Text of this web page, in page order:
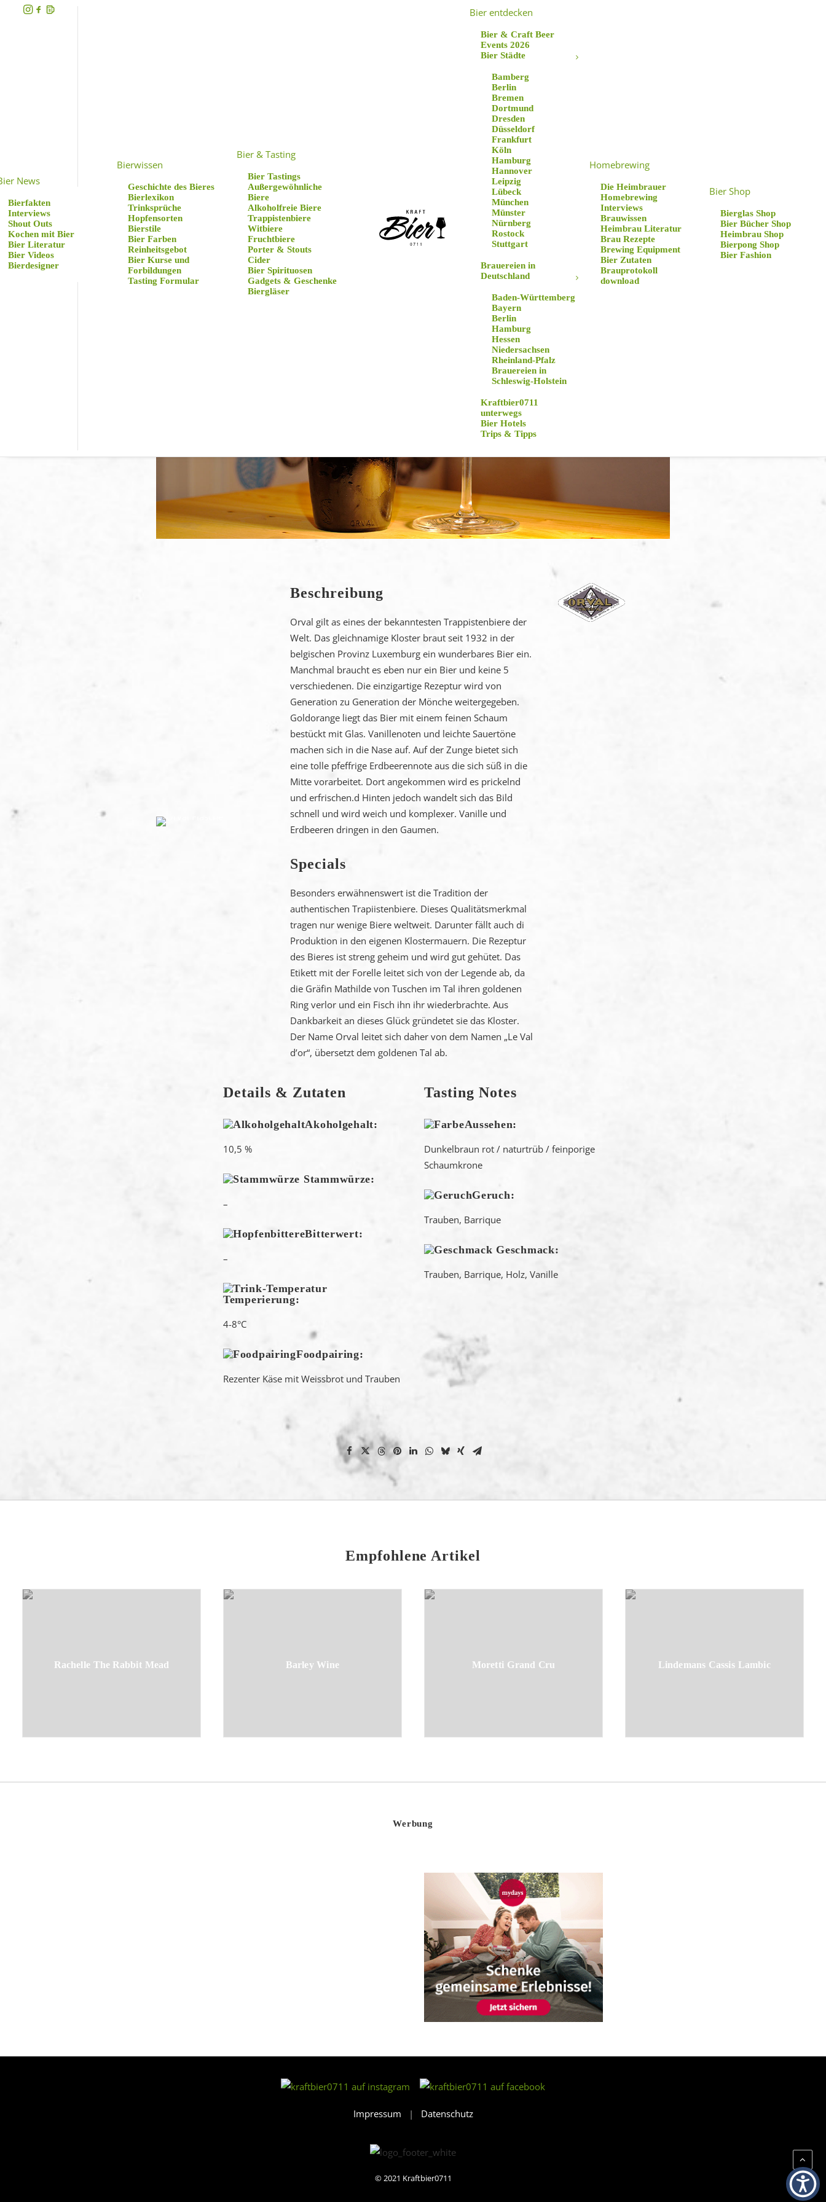
News
Bierfakten
Interviews
Shout Outs
Kochen mit Bier
Bier Literatur
Bier Videos
Bierdesigner
Bierwissen
Geschichte des Bieres
Bierlexikon
Trinksprüche
Hopfensorten
Bierstile
Bier Farben
Reinheitsgebot
Bier Kurse und
Forbildungen
Tasting Formular
Bier & Tasting
Bier Tastings
Außergewöhnliche
Biere
Alkoholfreie Biere
Trappistenbiere
Witbiere
Fruchtbiere
Porter & Stouts
Cider
Bier Spirituosen
Gadgets & Geschenke
Biergläser
Bier entdecken
Bier & Craft Beer
Events 2026
Bier Städte
Bamberg
Berlin
Bremen
Dortmund
Dresden
Düsseldorf
Frankfurt
Köln
Hamburg
Hannover
Leipzig
Lübeck
München
Münster
Nürnberg
Rostock
Stuttgart
Brauereien in
Deutschland
Baden-Württemberg
Bayern
Berlin
Hamburg
Hessen
Niedersachsen
Rheinland-Pfalz
Brauereien in
Schleswig-Holstein
Kraftbier0711
unterwegs
Bier Hotels
Trips & Tipps
Homebrewing
Die Heimbrauer
Homebrewing
Interviews
Brauwissen
Heimbrau Literatur
Brau Rezepte
Brewing Equipment
Bier Zutaten
Brauprotokoll
download
Bier Shop
Bierglas Shop
Bier Bücher Shop
Heimbrau Shop
Bierpong Shop
Bier Fashion
Außergewöhnliche Biere
Beschreibung
Orval gilt as eines der bekanntesten Trappistenbiere der
Welt. Das gleichnamige Kloster braut seit 1932 in der
belgischen Provinz Luxemburg ein wunderbares Bier ein.
Manchmal braucht es eben nur ein Bier und keine 5
verschiedenen. Die einzigartige Rezeptur wird von
Generation zu Generation der Mönche weitergegeben.
Goldorange liegt das Bier mit einem feinen Schaum
bestückt mit Glas. Vanillenoten und leichte Sauertöne
machen sich in die Nase auf. Auf der Zunge bietet sich
eine tolle pfeffrige Erdbeerennote aus die sich süß in die
Mitte vorarbeitet. Dort angekommen wird es prickelnd
und erfrischen.d Hinten jedoch wandelt sich das Bild
schnell und wird weich und komplexer. Vanille und
Erdbeeren dringen in den Gaumen.
Specials
Besonders erwähnenswert ist die Tradition der
authentischen Trapiistenbiere. Dieses Qualitätsmerkmal
tragen nur wenige Biere weltweit. Darunter fällt auch di
Produktion in den eigenen Klostermauern. Die Rezeptur
des Bieres ist streng geheim und wird gut gehütet. Das
Etikett mit der Forelle leitet sich von der Legende ab, da
die Gräfin Mathilde von Tuschen im Tal ihren goldenen
Ring verlor und ein Fisch ihn ihr wiederbrachte. Aus
Dankbarkeit an dieses Glück gründetet sie das Kloster.
Der Name Orval leitet sich daher von dem Namen „Le Val
d’or“, übersetzt dem goldenen Tal ab.
Details & Zutaten
Akoholgehalt:
10,5 %
Stammwürze:
–
Bitterwert:
–
Temperierung:
4-8°C
Foodpairing:
Rezenter Käse mit Weissbrot und Trauben
Tasting Notes
Aussehen:
Dunkelbraun rot / naturtrüb / feinporige
Schaumkrone
Geruch:
Trauben, Barrique
Geschmack:
Trauben, Barrique, Holz, Vanille
Empfohlene Artikel
Rachelle The Rabbit Mead Barley Wine Moretti Grand Cru Lindemans Cassis Lambic
Werbung
Impressum | Datenschutz
© 2021 Kraftbier0711